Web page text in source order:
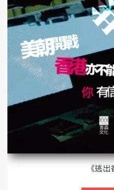
《逃出